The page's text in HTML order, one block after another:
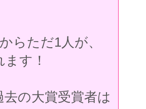
らただ1人が、
す！
の大賞受賞者は